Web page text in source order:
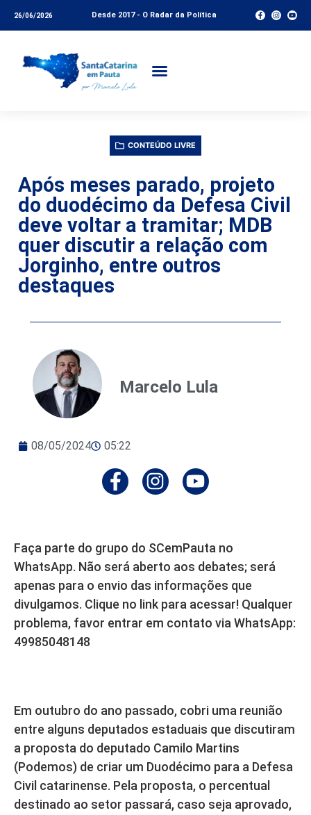
26/06/2026 Desde 2017 - O Radar da Política
CONTEÚDO LIVRE
Após meses parado, projeto
do duodécimo da Defesa Civil
deve voltar a tramitar; MDB
quer discutir a relação com
Jorginho, entre outros
destaques
Marcelo Lula
08/05/2024 05:22
Faça parte do grupo do SCemPauta no
WhatsApp. Não será aberto aos debates; será
apenas para o envio das informações que
divulgamos. Clique no link para acessar! Qualquer
problema, favor entrar em contato via WhatsApp:
49985048148
Em outubro do ano passado, cobri uma reunião
entre alguns deputados estaduais que discutiram
a proposta do deputado Camilo Martins
(Podemos) de criar um Duodécimo para a Defesa
Civil catarinense. Pela proposta, o percentual
destinado ao setor passará, caso seja aprovado,